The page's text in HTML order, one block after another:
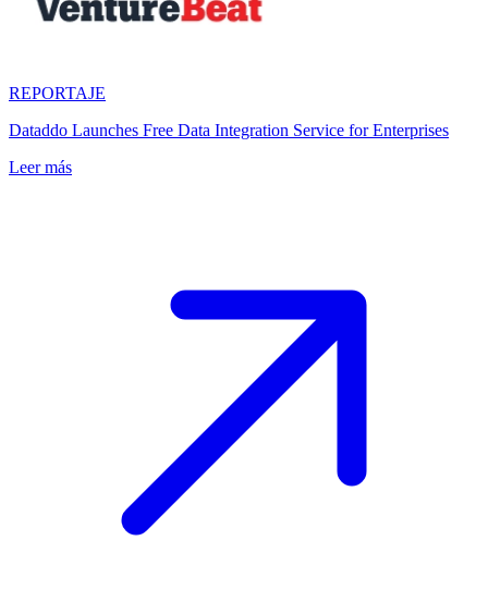
REPORTAJE
Dataddo Launches Free Data Integration Service for Enterprises
Leer más